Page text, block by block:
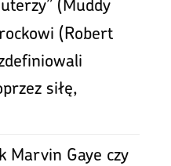
(Robert
siłę,
Marvin Gaye czy